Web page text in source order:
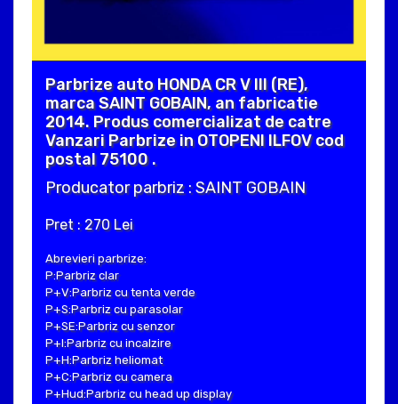
Parbrize auto HONDA CR V III (RE),
marca SAINT GOBAIN, an fabricatie
2014. Produs comercializat de catre
Vanzari Parbrize in OTOPENI ILFOV cod
postal 75100 .
Producator parbriz : SAINT GOBAIN
Pret : 270 Lei
Abrevieri parbrize:
P:Parbriz clar
P+V:Parbriz cu tenta verde
P+S:Parbriz cu parasolar
P+SE:Parbriz cu senzor
P+I:Parbriz cu incalzire
P+H:Parbriz heliomat
P+C:Parbriz cu camera
P+Hud:Parbriz cu head up display